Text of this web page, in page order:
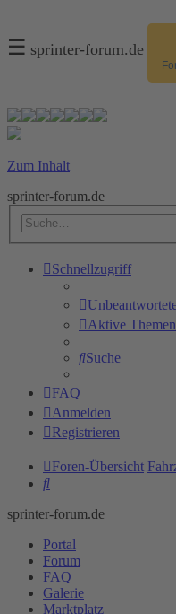
☰ sprinter-forum.de
Zum Inhalt
sprinter-forum.de
Schnellzugriff
Aktive Themen
Suche
FAQ
Anmelden
Registrieren
Foren-Übersicht
Suche
sprinter-forum.de
Portal
Forum
FAQ
Galerie
Marktplatz